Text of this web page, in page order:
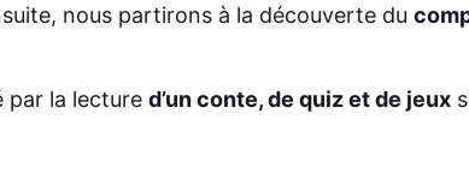
nous partirons à la découverte du
par la lecture d’un conte, de quiz et de jeux